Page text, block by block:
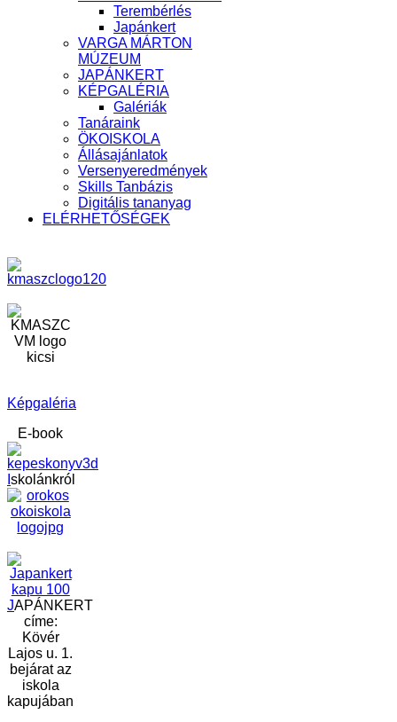
Terembérlés
Japánkert
VARGA MÁRTON
MÚZEUM
JAPÁNKERT
KÉPGALÉRIA
Galériák
Tanáraink
ÖKOISKOLA
Állásajánlatok
Versenyeredmények
Skills Tanbázis
Digitális tananyag
ELÉRHETŐSÉGEK
Képgaléria
E-book
skolánkról
JAPÁNKERT
címe:
Kövér
Lajos u. 1.
bejárat az
iskola
kapujában